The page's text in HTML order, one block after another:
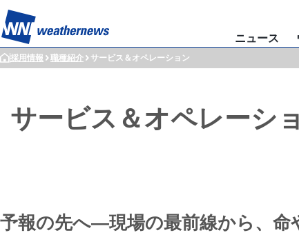
ニュース
採用情報 職種紹介 サービス＆オペレーション
サービス＆オペレーシ
予報の先へ—現場の最前線から、命